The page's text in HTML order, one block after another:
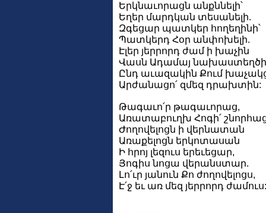
Երկնաւորացն անքննելի՝
Եղեր մարդկան տեսանելի.
Զգեցար պատկեր հողեղինի՝
Պատկերդ Հօր անփոխելի.
Էլեր յերրորդ ժամ ի խաչին
Վասն Ադամայ
Ընդ աւազակին Քում
Արժանացո՛ զմեզ դրախտին:
Թագաւո՛ր թագաւորաց,
Առատաբուղխ Հոգի՛
Ժողովելոցն ի վերնատան
Առաքելոցն երկոտասան
Ի հրոյ լեզուս երեւեցար,
Յոգիս նոցա վերանստար.
Լո՛ւր յանուն Քո ժողովելոցս,
Է՛ջ եւ առ մեզ յերրորդ ժամուս: